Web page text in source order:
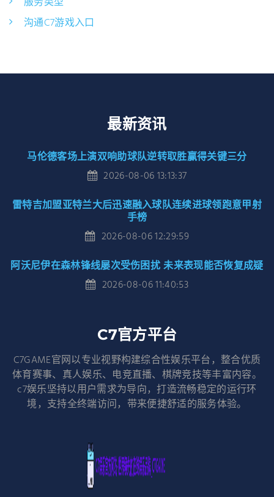
沟通C7游戏入口
最新资讯
马伦德客场上演双响助球队逆转取胜赢得关键三分
2026-08-06 13:13:37
雷特吉加盟亚特兰大后迅速融入球队连续进球领跑意甲射
手榜
2026-08-06 12:29:59
阿沃尼伊在森林锋线屡次受伤困扰 未来表现能否恢复成疑
2026-08-06 11:40:53
C7官方平台
C7GAME官网以专业视野构建综合性娱乐平台，整合优质
体育赛事、真人娱乐、电竞直播、棋牌竞技等丰富内容。
c7娱乐坚持以用户需求为导向，打造流畅稳定的运行环
境，支持全终端访问，带来便捷舒适的服务体验。